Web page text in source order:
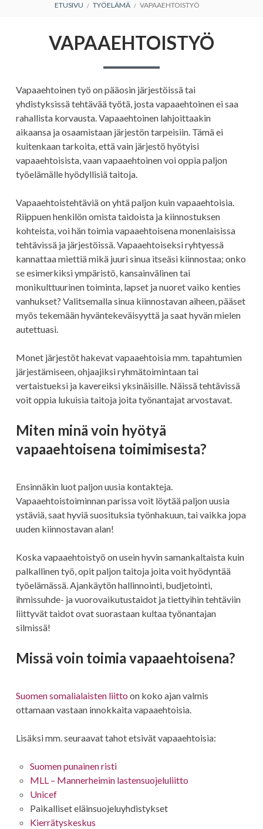
MURUPOLKU
ETUSIVU TYÖELÄMÄ VAPAAEHTOISTYÖ
VAPAAEHTOISTYÖ
Vapaaehtoinen työ on pääosin järjestöissä tai
yhdistyksissä tehtävää työtä, josta vapaaehtoinen ei saa
rahallista korvausta. Vapaaehtoinen lahjoittaakin
aikaansa ja osaamistaan järjestön tarpeisiin. Tämä ei
kuitenkaan tarkoita, että vain järjestö hyötyisi
vapaaehtoisista, vaan vapaaehtoinen voi oppia paljon
työelämälle hyödyllisiä taitoja.
Vapaaehtoistehtäviä on yhtä paljon kuin vapaaehtoisia.
Riippuen henkilön omista taidoista ja kiinnostuksen
kohteista, voi hän toimia vapaaehtoisena monenlaisissa
tehtävissä ja järjestöissä. Vapaaehtoiseksi ryhtyessä
kannattaa miettiä mikä juuri sinua itseäsi kiinnostaa; onko
se esimerkiksi ympäristö, kansainvälinen tai
monikulttuurinen toiminta, lapset ja nuoret vaiko kenties
vanhukset? Valitsemalla sinua kiinnostavan aiheen, pääset
myös tekemään hyväntekeväisyyttä ja saat hyvän mielen
autettuasi.
Monet järjestöt hakevat vapaaehtoisia mm. tapahtumien
järjestämiseen, ohjaajiksi ryhmätoimintaan tai
vertaistueksi ja kavereiksi yksinäisille. Näissä tehtävissä
voit oppia lukuisia taitoja joita työnantajat arvostavat.
Miten minä voin hyötyä
vapaaehtoisena toimimisesta?
Ensinnäkin luot paljon uusia kontakteja.
Vapaaehtoistoiminnan parissa voit löytää paljon uusia
ystäviä, saat hyviä suosituksia työnhakuun, tai vaikka jopa
uuden kiinnostavan alan!
Koska vapaaehtoistyö on usein hyvin samankaltaista kuin
palkallinen työ, opit paljon taitoja joita voit hyödyntää
työelämässä. Ajankäytön hallinnointi, budjetointi,
ihmissuhde- ja vuorovaikutustaidot ja tiettyihin tehtäviin
liittyvät taidot ovat suorastaan kultaa työnantajan
silmissä!
Missä voin toimia vapaaehtoisena?
Suomen somalialaisten liitto on koko ajan valmis
ottamaan vastaan innokkaita vapaaehtoisia.
Lisäksi mm. seuraavat tahot etsivät vapaaehtoisia:
Suomen punainen risti
MLL – Mannerheimin lastensuojeluliitto
Unicef
Paikalliset eläinsuojeluyhdistykset
Kierrätyskeskus